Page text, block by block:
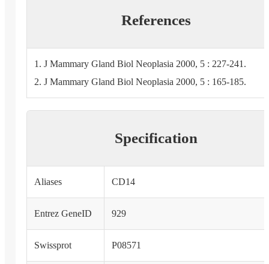
References
1. J Mammary Gland Biol Neoplasia 2000, 5 : 227-241.
2. J Mammary Gland Biol Neoplasia 2000, 5 : 165-185.
Specification
Aliases CD14
Entrez GeneID 929
Swissprot P08571